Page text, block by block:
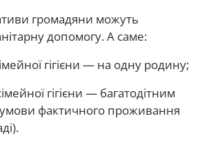
громадяни можуть
допомогу. А саме:
гігієни — на одну родину;
гігієни — багатодітним
фактичного проживання